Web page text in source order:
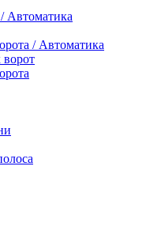
Автоматика
/ Автоматика